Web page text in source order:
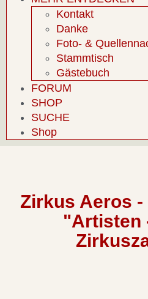
Kontakt
Danke
Foto- &
Stammtisch
Gästebuch
FORUM
SHOP
SUCHE
Shop
Zirkus Aeros -
"Artisten